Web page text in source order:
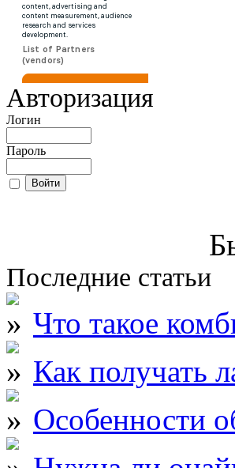
Авторизация
Логин
Пароль
Последние статьи
Что такое
Как получать
Особенности